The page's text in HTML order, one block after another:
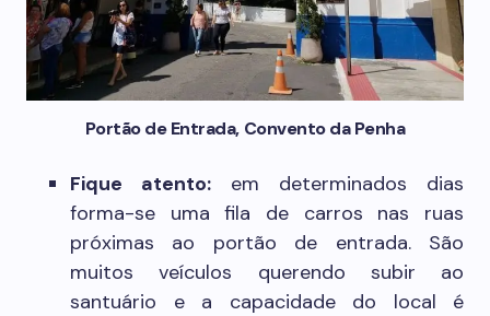
Portão de Entrada, Convento da Penha
Fique atento: em determinados dias
forma-se uma fila de carros nas ruas
próximas ao portão de entrada. São
muitos veículos querendo subir ao
santuário e a capacidade do local é